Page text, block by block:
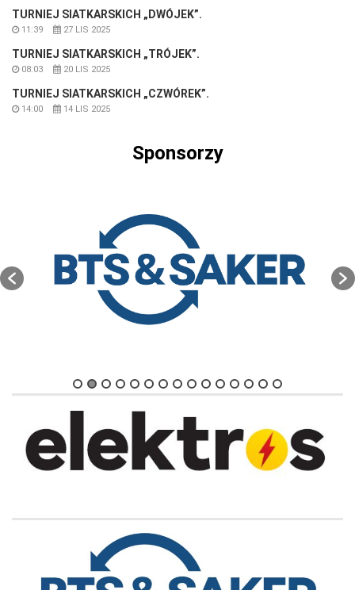
TURNIEJ SIATKARSKICH „DWÓJEK”.
11:39 27 LIS 2025
TURNIEJ SIATKARSKICH „TRÓJEK”.
08:03 20 LIS 2025
TURNIEJ SIATKARSKICH „CZWÓREK”.
14:00 14 LIS 2025
Sponsorzy